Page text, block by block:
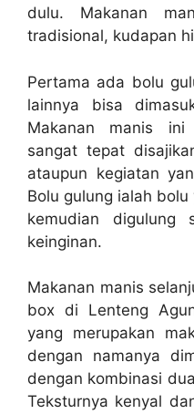
dulu. Makanan
tradisional, kudapan
Pertama ada bolu
lainnya bisa
Makanan manis
sangat tepat
ataupun kegiatan
Bolu gulung ialah
kemudian digulung
keinginan.
Makanan manis
box di Lenteng
yang merupakan
dengan namanya
dengan kombinasi
Teksturnya kenyal